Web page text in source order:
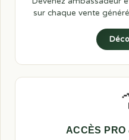
sur chaque vente
ACCÈS PRO